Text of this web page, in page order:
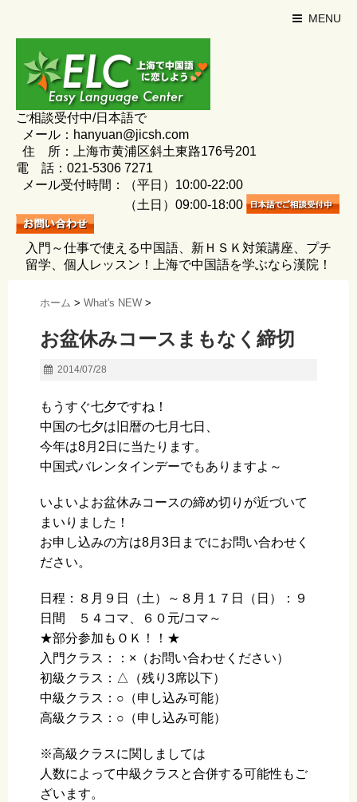
MENU
ご相談受付中/日本語で
メール：hanyuan@jicsh.com
住 所：上海市黄浦区斜土東路176号201
電 話：021-5306 7271
メール受付時間：（平日）10:00-22:00
（土日）09:00-18:00
入門～仕事で使える中国語、新ＨＳＫ対策講座、プチ
留学、個人レッスン！上海で中国語を学ぶなら漢院！
ホーム > What's NEW >
お盆休みコースまもなく締切
2014/07/28
もうすぐ七夕ですね！
中国の七夕は旧暦の七月七日、
今年は8月2日に当たります。
中国式バレンタインデーでもありますよ～
いよいよお盆休みコースの締め切りが近づいて
まいりました！
お申し込みの方は8月3日までにお問い合わせく
ださい。
日程：８月９日（土）～８月１７日（日）：９
日間 ５４コマ、６０元/コマ～
★部分参加もＯＫ！！★
入門クラス：：×（お問い合わせください）
初級クラス：△（残り3席以下）
中級クラス：○（申し込み可能）
高級クラス：○（申し込み可能）
※高級クラスに関しましては
人数によって中級クラスと合併する可能性もご
ざいます。